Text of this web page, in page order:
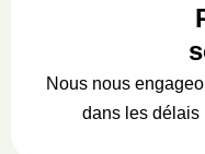
Nous nous
dans les délais